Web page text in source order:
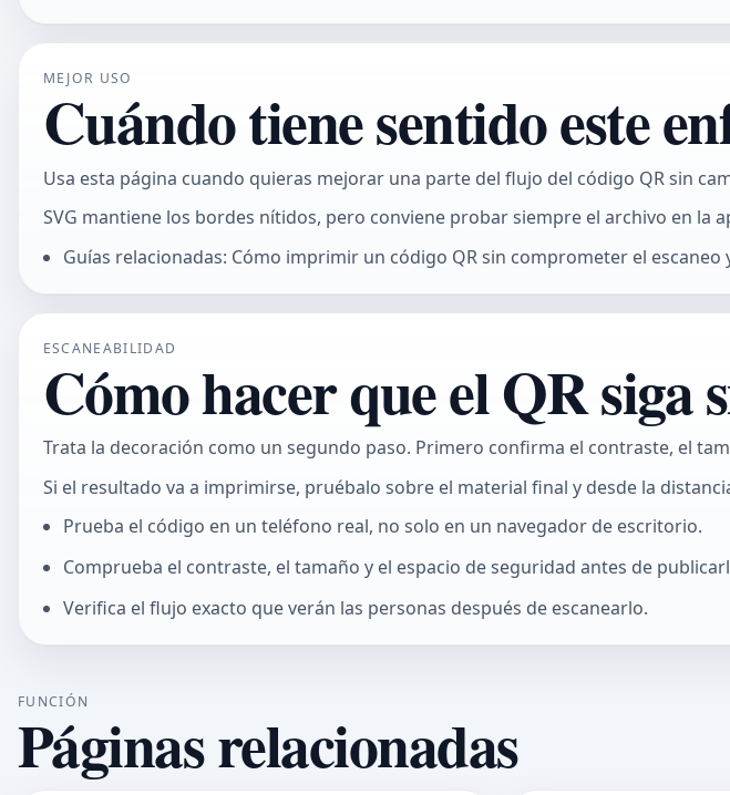
MEJOR USO
Cuándo tiene sentido este
Usa esta página cuando quieras mejorar una parte del flujo del código QR sin
SVG mantiene los bordes nítidos, pero conviene probar siempre el archivo en la
Guías relacionadas: Cómo imprimir un código QR sin comprometer el
ESCANEABILIDAD
Cómo hacer que el QR siga
Trata la decoración como un segundo paso. Primero confirma el contraste, el
Si el resultado va a imprimirse, pruébalo sobre el material final y desde la
Prueba el código en un teléfono real, no solo en un navegador de escritorio.
Comprueba el contraste, el tamaño y el espacio de seguridad antes de
Verifica el flujo exacto que verán las personas después de escanearlo.
FUNCIÓN
Páginas relacionadas